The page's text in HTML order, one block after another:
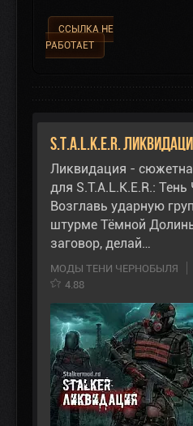
ССЫЛКА НЕ
РАБОТАЕТ
S.T.A.L.K.E.R.
Ликвидация -
для S.T.A.L.K.E.R.:
Возглавь ударную
штурме Тёмной
заговор, делай…
МОДЫ ТЕНИ ЧЕРНОБЫЛЯ
4.88